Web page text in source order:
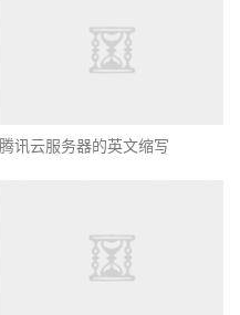
腾讯云服务器的英文缩写